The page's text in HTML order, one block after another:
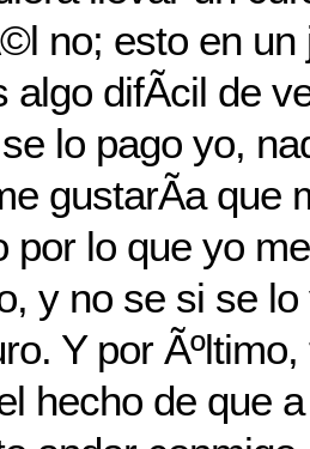
no; esto en un
algo difÃ­cil de
lo pago yo,
gustarÃ­a que
por lo que yo
y no se si se
Y por
hecho de que